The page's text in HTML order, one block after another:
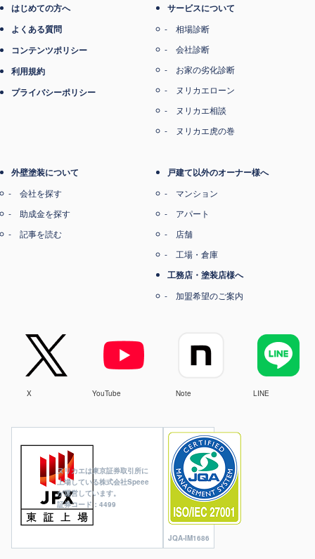
ヌリカエは東京証券取引所に
上場している株式会社Speee
が運営しています。
証券コード：4499
JQA-IM1686
はじめての方へ
よくある質問
コンテンツポリシー
利用規約
プライバシーポリシー
サービスについて
相場診断
会社診断
お家の劣化診断
ヌリカエローン
ヌリカエ相談
ヌリカエ虎の巻
外壁塗装について
会社を探す
助成金を探す
記事を読む
戸建て以外のオーナー様へ
マンション
アパート
店舗
工場・倉庫
工務店・塗装店様へ
加盟希望のご案内
X YouTube Note LINE